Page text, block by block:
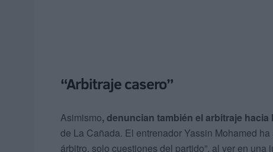
“Arbitraje casero”
Asimismo, denuncian también el arbitraje
de La Cañada. El entrenador Yassin Mohamed
árbitro, solo cuestiones del partido”, al ver en